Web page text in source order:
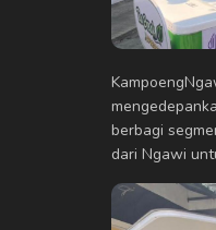
berbagi
dari Ngawi